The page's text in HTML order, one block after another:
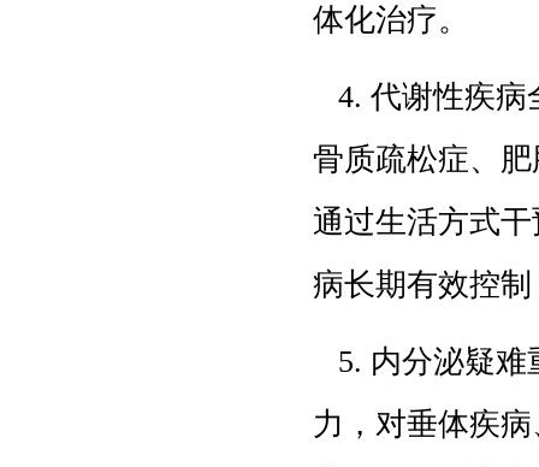
体化治疗。
4. 代谢性疾病
骨质疏松症、
通过生活方式
病长期有效控
5. 内分泌疑难
力，对垂体疾